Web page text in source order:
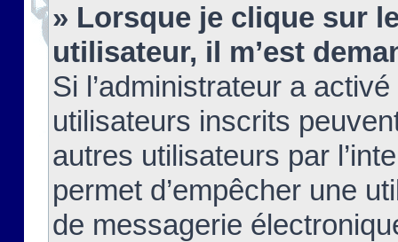
» Lorsque je clique sur
utilisateur, il m’est
Si l’administrateur a
utilisateurs inscrits
autres utilisateurs par
permet d’empêcher une
de messagerie